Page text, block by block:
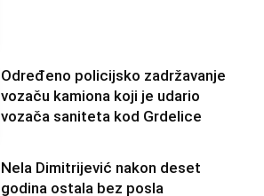
Određeno policijsko zadržavanje
vozaču kamiona koji je udario
vozača saniteta kod Grdelice
Nela Dimitrijević nakon deset
godina ostala bez posla